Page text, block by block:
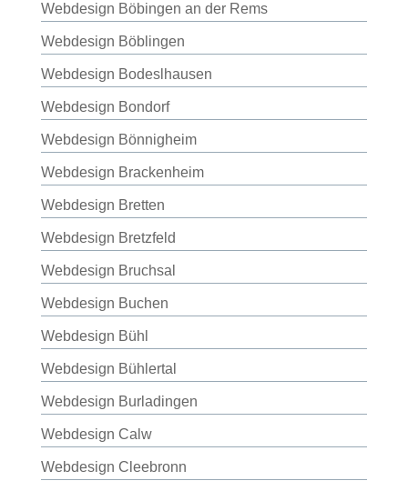
Webdesign Böbingen an der Rems
Webdesign Böblingen
Webdesign Bodeslhausen
Webdesign Bondorf
Webdesign Bönnigheim
Webdesign Brackenheim
Webdesign Bretten
Webdesign Bretzfeld
Webdesign Bruchsal
Webdesign Buchen
Webdesign Bühl
Webdesign Bühlertal
Webdesign Burladingen
Webdesign Calw
Webdesign Cleebronn